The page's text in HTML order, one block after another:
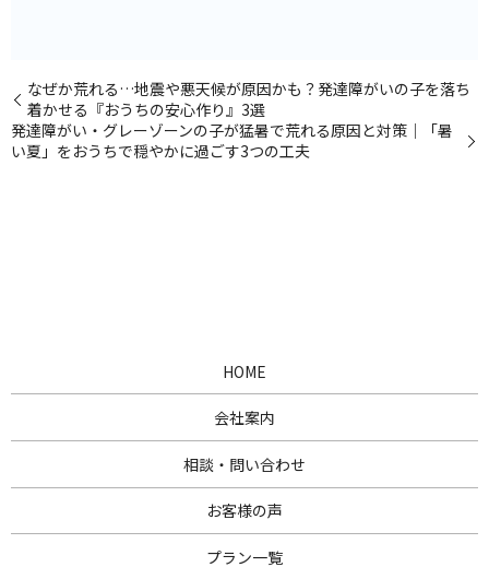
なぜか荒れる…地震や悪天候が原因かも？発達障がいの子を落ち
着かせる『おうちの安心作り』3選
発達障がい・グレーゾーンの子が猛暑で荒れる原因と対策｜「暑
い夏」をおうちで穏やかに過ごす3つの工夫
HOME
会社案内
相談・問い合わせ
お客様の声
プラン一覧